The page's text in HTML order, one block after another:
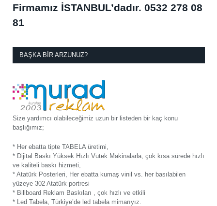
Firmamız İSTANBUL’dadır. 0532 278 08
81
BAŞKA BIR ARZUNUZ?
Size yardımcı olabileceğimiz uzun bir listeden bir kaç konu
başlığımız;
* Her ebatta tipte TABELA üretimi,
* Dijital Baskı Yüksek Hızlı Vutek Makinalarla, çok kısa sürede hızlı
ve kaliteli baskı hizmeti,
* Atatürk Posterleri, Her ebatta kumaş vinil vs. her basılabilen
yüzeye 302 Atatürk portresi
* Billboard Reklam Baskıları , çok hızlı ve etkili
* Led Tabela, Türkiye’de led tabela mimarıyız.